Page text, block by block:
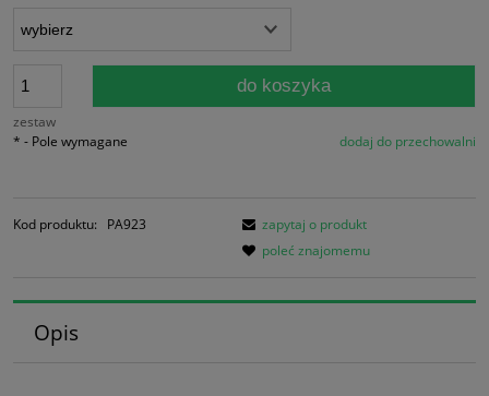
zestaw
do koszyka
dodaj do przechowalni
* - Pole wymagane
Kod produktu: PA923
zapytaj o produkt
poleć znajomemu
Opis